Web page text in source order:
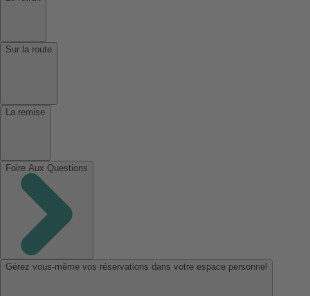
Sur la route
La remise
Foire Aux Questions
Gérez vous-même vos réservations dans votre espace personnel